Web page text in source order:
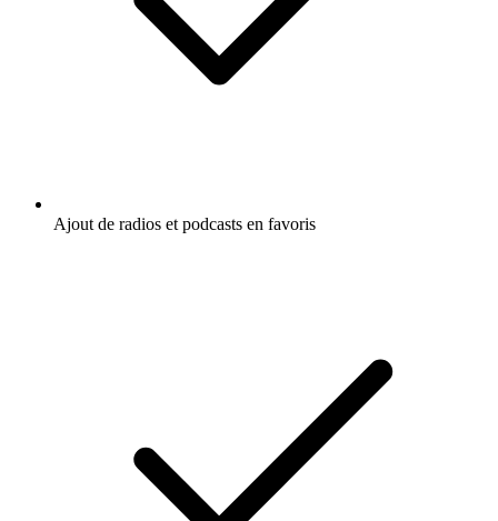
Ajout de radios et podcasts en favoris